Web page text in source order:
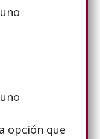
opción que